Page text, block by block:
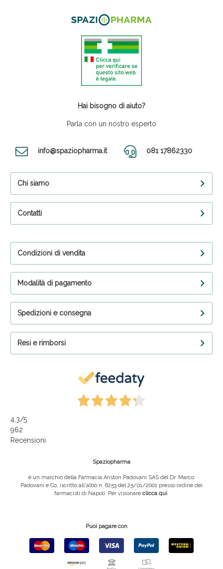
Hai bisogno di aiuto?
Parla con un nostro esperto
info@spaziopharma.it 081 17862330
Chi siamo
Contatti
Condizioni di vendita
Modalità di pagamento
Spedizioni e consegna
Resi e rimborsi
4,3/5
962
Recensioni
Spaziopharma
è un marchio della Farmacia Ariston Padovani SAS del Dr. Marco
Padovani e Co, iscritto all'albo n. 6253 del 25/01/2001 presso ordine dei
farmacisti di Napoli. Per visionare clicca qui.
Puoi pagare con